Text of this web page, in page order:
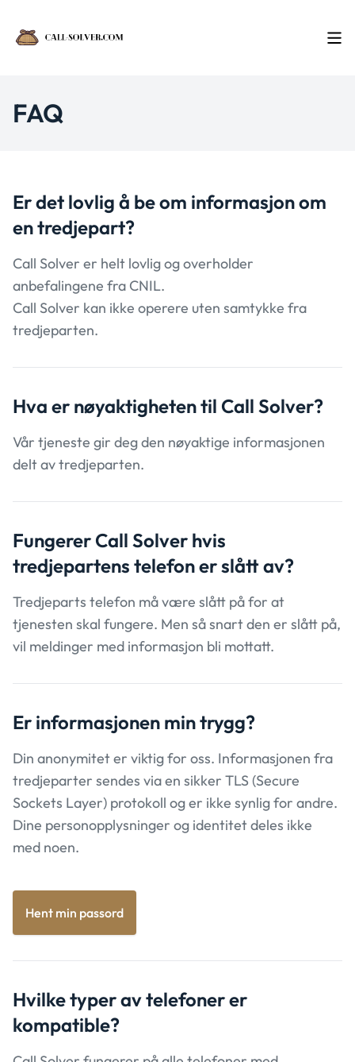
FAQ
Er det lovlig å be om informasjon om
en tredjepart?
Call Solver er helt lovlig og overholder
anbefalingene fra CNIL.
Call Solver kan ikke operere uten samtykke fra
tredjeparten.
Hva er nøyaktighetentil Call Solver?
Vår tjeneste gir deg den nøyaktige informasjonen
delt av tredjeparten.
Fungerer Call Solver hvis
tredjepartens telefon er slått av?
Tredjeparts telefon må være slått på for at
tjenesten skal fungere. Men så snart den er slått på,
vil meldinger med informasjon bli mottatt.
Er informasjonen mintrygg?
Din anonymitet er viktig for oss. Informasjonen fra
tredjeparter sendes via en sikker TLS (Secure
Sockets Layer) protokoll og er ikke synlig for andre.
Dine personopplysninger og identitet deles ikke
med noen.
Hent min passord
Hvilke typer avtelefoner er
kompatible?